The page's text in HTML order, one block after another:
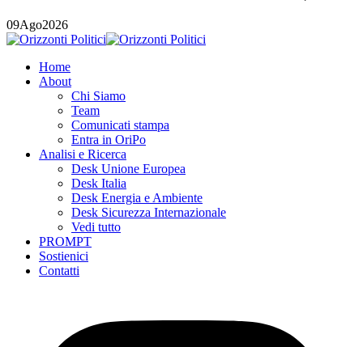
09Ago2026
Home
About
Chi Siamo
Team
Comunicati stampa
Entra in OriPo
Analisi e Ricerca
Desk Unione Europea
Desk Italia
Desk Energia e Ambiente
Desk Sicurezza Internazionale
Vedi tutto
PROMPT
Sostienici
Contatti